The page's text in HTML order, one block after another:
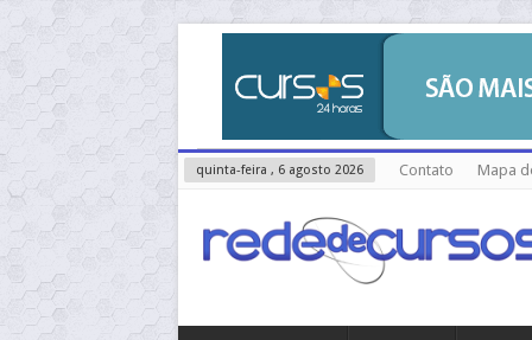
quinta-feira , 6 agosto 2026 Contato Mapa